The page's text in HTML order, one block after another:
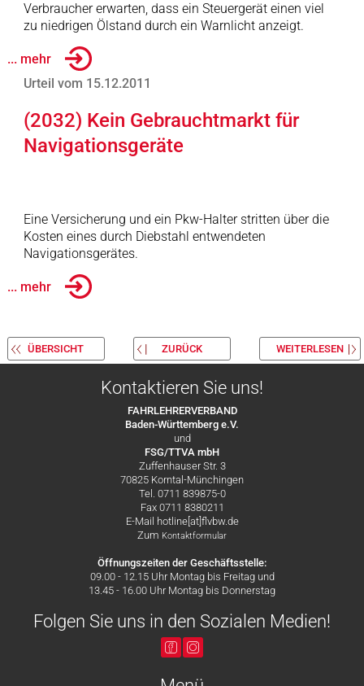
Verbraucher erwarten, dass ein Steuergerät einen viel
zu niedrigen Ölstand durch ein Warnlicht anzeigt.
... mehr
Urteil vom 15.12.2011
(2032) Kein Gebrauchtmarkt für
Navigationsgeräte
Eine Versicherung und ein Pkw-Halter stritten über die
Kosten eines durch Diebstahl entwendeten
Navigationsgerätes.
... mehr
ÜBERSICHT ZURÜCK WEITERLESEN
Kontaktieren Sie uns!
FAHRLEHRERVERBAND
Baden-Württemberg e.V.
und
FSG/TTVA mbH
Zuffenhauser Str. 3
70825 Korntal-Münchingen
Tel. 0711 839875-0
Fax 0711 8380211
E-Mail hotline[at]flvbw.de
Zum Kontaktformular
Öffnungszeiten der Geschäftsstelle:
09.00 - 12.15 Uhr Montag bis Freitag und
13.45 - 16.00 Uhr Montag bis Donnerstag
Folgen Sie uns in den Sozialen Medien!